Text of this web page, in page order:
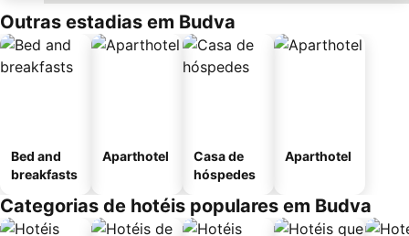
Outras estadias em Budva
Bed and
breakfasts
Aparthotel
Casa de
hóspedes
Aparthotel
Categorias de hotéis populares em Budva